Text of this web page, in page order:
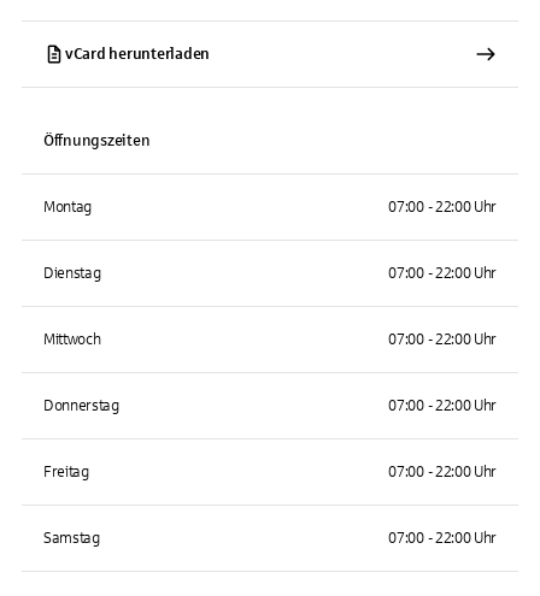
vCard herunterladen
Öffnungszeiten
Montag 07:00 - 22:00 Uhr
Dienstag 07:00 - 22:00 Uhr
Mittwoch 07:00 - 22:00 Uhr
Donnerstag 07:00 - 22:00 Uhr
Freitag 07:00 - 22:00 Uhr
Samstag 07:00 - 22:00 Uhr